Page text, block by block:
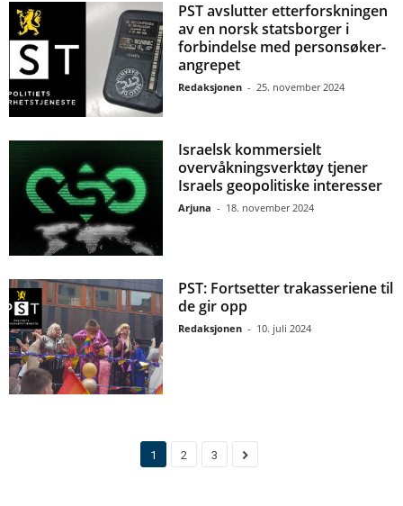
PST avslutter etterforskningen
av en norsk statsborger i
forbindelse med personsøker-
angrepet
Redaksjonen - 25. november 2024
Israelsk kommersielt
overvåkningsverktøy tjener
Israels geopolitiske interesser
Arjuna - 18. november 2024
PST: Fortsetter trakasseriene til
de gir opp
Redaksjonen - 10. juli 2024
1 2 3